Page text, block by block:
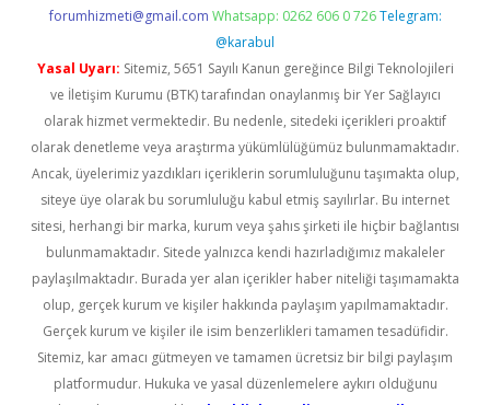
forumhizmeti@gmail.com Whatsapp: 0262 606 0 726 Telegram:
@karabul
Yasal Uyarı: Sitemiz, 5651 Sayılı Kanun gereğince Bilgi Teknolojileri
ve İletişim Kurumu (BTK) tarafından onaylanmış bir Yer Sağlayıcı
olarak hizmet vermektedir. Bu nedenle, sitedeki içerikleri proaktif
olarak denetleme veya araştırma yükümlülüğümüz bulunmamaktadır.
Ancak, üyelerimiz yazdıkları içeriklerin sorumluluğunu taşımakta olup,
siteye üye olarak bu sorumluluğu kabul etmiş sayılırlar. Bu internet
sitesi, herhangi bir marka, kurum veya şahıs şirketi ile hiçbir bağlantısı
bulunmamaktadır. Sitede yalnızca kendi hazırladığımız makaleler
paylaşılmaktadır. Burada yer alan içerikler haber niteliği taşımamakta
olup, gerçek kurum ve kişiler hakkında paylaşım yapılmamaktadır.
Gerçek kurum ve kişiler ile isim benzerlikleri tamamen tesadüfidir.
Sitemiz, kar amacı gütmeyen ve tamamen ücretsiz bir bilgi paylaşım
platformudur. Hukuka ve yasal düzenlemelere aykırı olduğunu